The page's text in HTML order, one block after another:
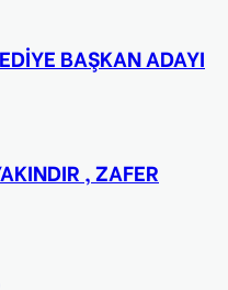
BAŞKAN ADAYI
, ZAFER